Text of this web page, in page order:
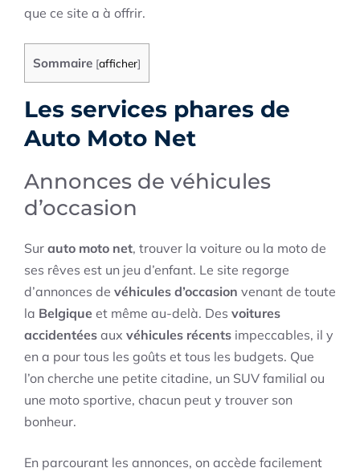
que ce site a à offrir.
Sommaire [afficher]
Les services phares de
Auto Moto Net
Annonces de véhicules
d’occasion
Sur auto moto net, trouver la voiture ou la moto de
ses rêves est un jeu d’enfant. Le site regorge
d’annonces de véhicules d’occasion venant de toute
la Belgique et même au-delà. Des voitures
accidentées aux véhicules récents impeccables, il y
en a pour tous les goûts et tous les budgets. Que
l’on cherche une petite citadine, un SUV familial ou
une moto sportive, chacun peut y trouver son
bonheur.
En parcourant les annonces, on accède facilement